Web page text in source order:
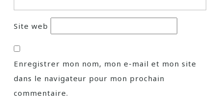
Site web
Enregistrer mon nom, mon e-mail et mon site
dans le navigateur pour mon prochain
commentaire.